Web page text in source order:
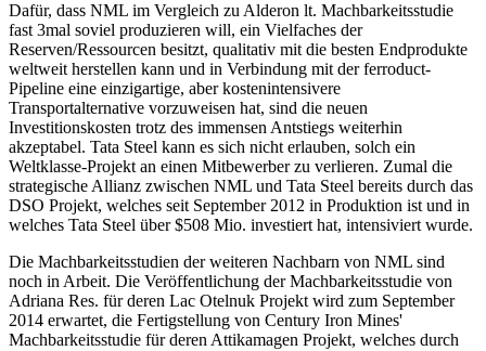
Dafür, dass NML im Vergleich zu Alderon lt. Machbarkeitsstudie
fast 3mal soviel produzieren will, ein Vielfaches der
Reserven/Ressourcen besitzt, qualitativ mit die besten Endprodukte
weltweit herstellen kann und in Verbindung mit der ferroduct-
Pipeline eine einzigartige, aber kostenintensivere
Transportalternative vorzuweisen hat, sind die neuen
Investitionskosten trotz des immensen Antstiegs weiterhin
akzeptabel. Tata Steel kann es sich nicht erlauben, solch ein
Weltklasse-Projekt an einen Mitbewerber zu verlieren. Zumal die
strategische Allianz zwischen NML und Tata Steel bereits durch das
DSO Projekt, welches seit September 2012 in Produktion ist und in
welches Tata Steel über $508 Mio. investiert hat, intensiviert wurde.
Die Machbarkeitsstudien der weiteren Nachbarn von NML sind
noch in Arbeit. Die Veröffentlichung der Machbarkeitsstudie von
Adriana Res. für deren Lac Otelnuk Projekt wird zum September
2014 erwartet, die Fertigstellung von Century Iron Mines'
Machbarkeitsstudie für deren Attikamagen Projekt, welches durch